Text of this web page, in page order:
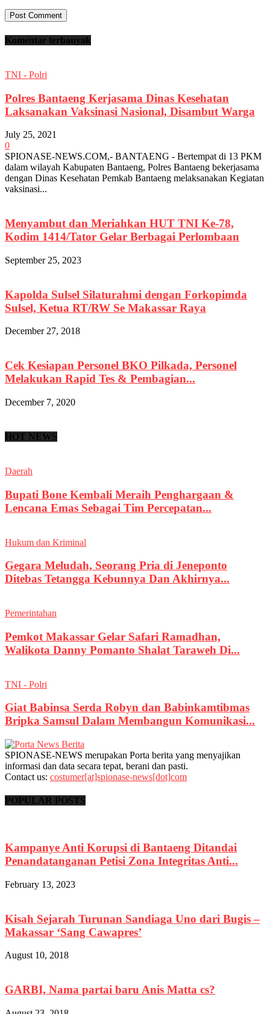
Komentar terbanyak
TNI - Polri
Polres Bantaeng Kerjasama Dinas Kesehatan
Laksanakan Vaksinasi Nasional, Disambut Warga
July 25, 2021
0
SPIONASE-NEWS.COM,- BANTAENG - Bertempat di 13 PKM
dalam wilayah Kabupaten Bantaeng, Polres Bantaeng bekerjasama
dengan Dinas Kesehatan Pemkab Bantaeng melaksanakan Kegiatan
vaksinasi...
Menyambut dan Meriahkan HUT TNI Ke-78,
Kodim 1414/Tator Gelar Berbagai Perlombaan
September 25, 2023
Kapolda Sulsel Silaturahmi dengan Forkopimda
Sulsel, Ketua RT/RW Se Makassar Raya
December 27, 2018
Cek Kesiapan Personel BKO Pilkada, Personel
Melakukan Rapid Tes & Pembagian...
December 7, 2020
HOT NEWS
Daerah
Bupati Bone Kembali Meraih Penghargaan &
Lencana Emas Sebagai Tim Percepatan...
Hukum dan Kriminal
Gegara Meludah, Seorang Pria di Jeneponto
Ditebas Tetangga Kebunnya Dan Akhirnya...
Pemerintahan
Pemkot Makassar Gelar Safari Ramadhan,
Walikota Danny Pomanto Shalat Taraweh Di...
TNI - Polri
Giat Babinsa Serda Robyn dan Babinkamtibmas
Bripka Samsul Dalam Membangun Komunikasi...
SPIONASE-NEWS merupakan Porta berita yang menyajikan
informasi dan data secara tepat, berani dan pasti.
Contact us: costumer[at]spionase-news[dot]com
POPULAR POSTS
Kampanye Anti Korupsi di Bantaeng Ditandai
Penandatanganan Petisi Zona Integritas Anti...
February 13, 2023
Kisah Sejarah Turunan Sandiaga Uno dari Bugis –
Makassar ‘Sang Cawapres’
August 10, 2018
GARBI, Nama partai baru Anis Matta cs?